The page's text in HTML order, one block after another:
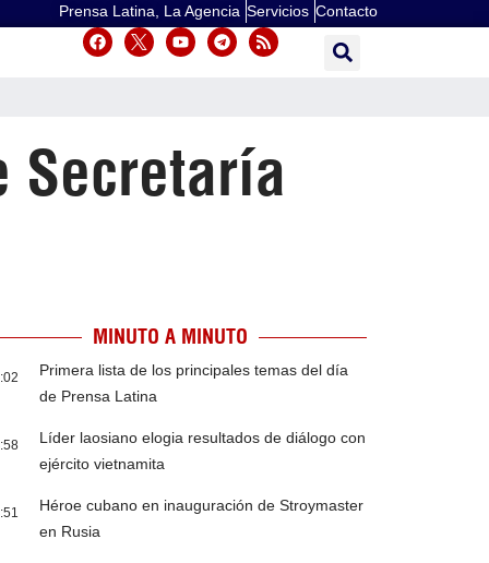
Prensa Latina, La Agencia Servicios Contacto
Secretaría
MINUTO A MINUTO
Primera lista de los principales temas del día
de Prensa Latina
Líder laosiano elogia resultados de diálogo con
ejército vietnamita
Héroe cubano en inauguración de Stroymaster
en Rusia